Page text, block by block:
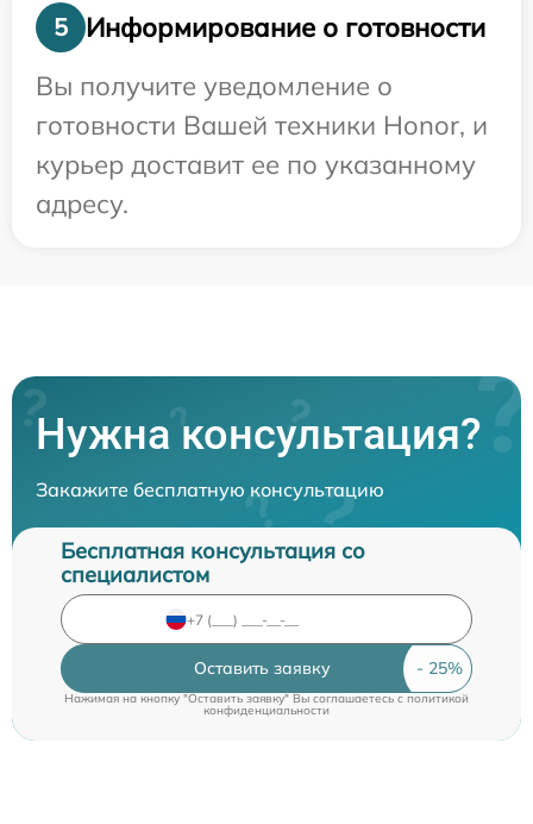
5
Информирование о готовности
Вы получите уведомление о
готовности Вашей техники Honor, и
курьер доставит ее по указанному
адресу.
Нужна консультация?
Закажите бесплатную консультацию
Бесплатная консультация со
специалистом
Оставить заявку
Нажимая на кнопку "Оставить заявку" Вы соглашаетесь c политикой
конфиденциальности